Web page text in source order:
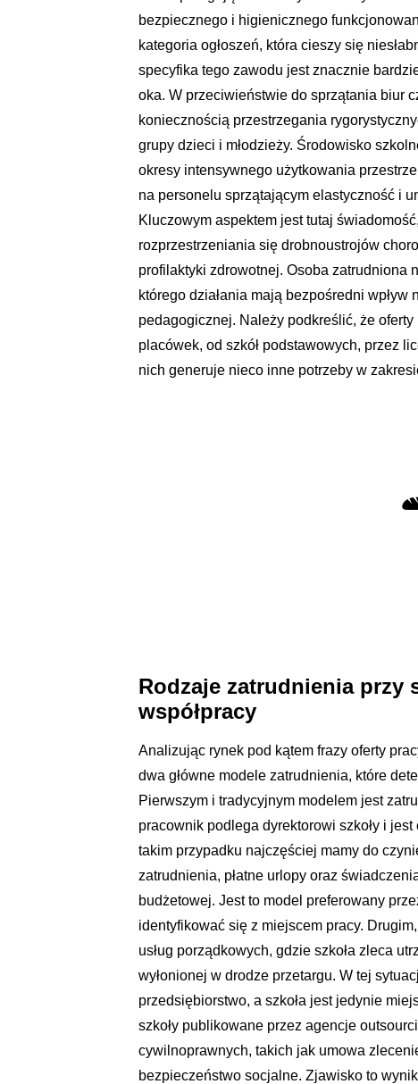
bezpiecznego i higienicznego
kategoria ogłoszeń, która cieszy się
specyfika tego zawodu jest znacznie
oka. W przeciwieństwie do sprzątania biur
koniecznością przestrzegania
grupy dzieci i młodzieży. Środowisko
okresy intensywnego użytkowania
na personelu sprzątającym elastyczność i
Kluczowym aspektem jest tutaj
rozprzestrzeniania się drobnoustrojów
profilaktyki zdrowotnej. Osoba zatrudniona
którego działania mają bezpośredni
pedagogicznej. Należy podkreślić, że
placówek, od szkół podstawowych, przez
nich generuje nieco inne potrzeby w
Rodzaje zatrudnienia przy
współpracy
Analizując rynek pod kątem frazy oferty
dwa główne modele zatrudnienia, które
Pierwszym i tradycyjnym modelem jest
pracownik podlega dyrektorowi szkoły i
takim przypadku najczęściej mamy do
zatrudnienia, płatne urlopy oraz
budżetowej. Jest to model preferowany
identyfikować się z miejscem pracy.
usług porządkowych, gdzie szkoła zleca
wyłonionej w drodze przetargu. W tej
przedsiębiorstwo, a szkoła jest jedynie
szkoły publikowane przez agencje
cywilnoprawnych, takich jak umowa
bezpieczeństwo socjalne. Zjawisko to